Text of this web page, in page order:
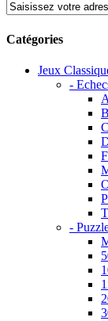
Catégories
Jeux
-
-